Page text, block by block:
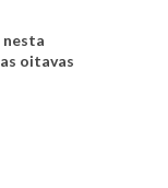
nesta
oitavas